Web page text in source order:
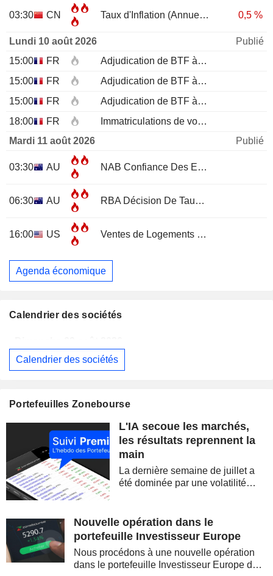
03:30 CN Taux d'Inflation (Annuel) 0,5 %
Lundi 10 août 2026
Publié
15:00
FR
Adjudication de BTF à 12 mois
15:00
FR
Adjudication de BTF à 6 mois
15:00
FR
Adjudication de BTF à 3 mois
18:00
FR
Immatriculations de voitures neuves (annuelles)
Mardi 11 août 2026
Publié
03:30 AU NAB Confiance Des Entreprises
06:30 AU RBA Décision De Taux D'Intérêt
16:00 US Ventes de Logements Existants
Agenda économique
Calendrier des sociétés
WESTPAC BANKING CORPORATION
SIMON PROPERTY GROUP, INC.
FERGUSON ENTERPRISES INC. Publication des résultats - Q2 2026 12:45
ROCKET LAB CORPORATION
MOORE THREADS TECHNOLOGY CO., LTD. Publication des résultats - Q2 2026
AMRIZE AG
JBS N.V. Publication des résultats - Q2 2026
GEA GROUP AG
Dimanche 09 août 2026
Calendrier des sociétés
Portefeuilles Zonebourse
L'IA secoue les marchés,
les résultats reprennent la
main
La dernière semaine de juillet a
été dominée par une volatilité
semi-conducteurs. Les
inquiétudes sur la soutenabilité
Nouvelle opération dans le
portefeuille Investisseur Europe
Nous procédons à une nouvelle opération
dans le portefeuille Investisseur Europe de